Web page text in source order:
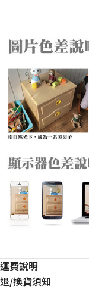
運費說明
退/換貨須知